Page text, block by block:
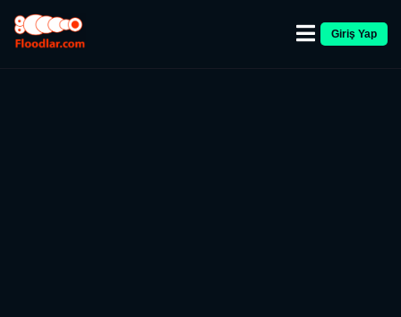
Giriş Yap